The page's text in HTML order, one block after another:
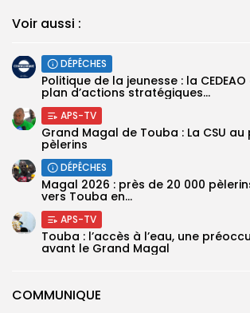
COMMUNIQUE
Voir aussi :
DÉPÊCHES
Politique de la jeunesse : la
plan d’actions stratégiques...
APS-TV
Grand Magal de Touba : La CSU
pèlerins
DÉPÊCHES
Magal 2026 : près de 20 000
vers Touba en...
APS-TV
Touba : l’accès à l’eau, une
avant le Grand Magal